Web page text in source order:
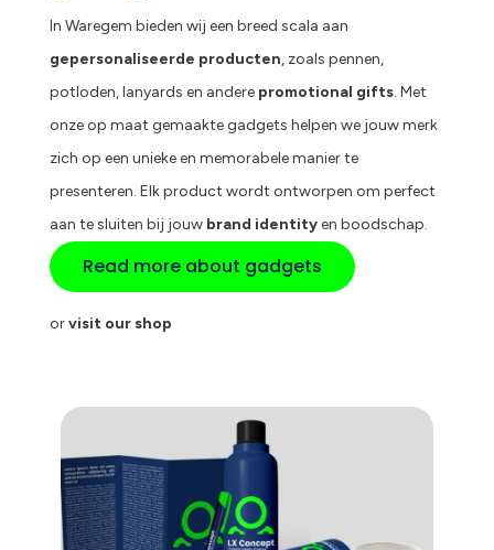
In Waregem bieden wij een breed scala aan
gepersonaliseerde producten, zoals pennen,
potloden, lanyards en andere promotional gifts. Met
onze op maat gemaakte gadgets helpen we jouw merk
zich op een unieke en memorabele manier te
presenteren. Elk product wordt ontworpen om perfect
aan te sluiten bij jouw brand identityen boodschap.
Read more about gadgets
orvisit our shop